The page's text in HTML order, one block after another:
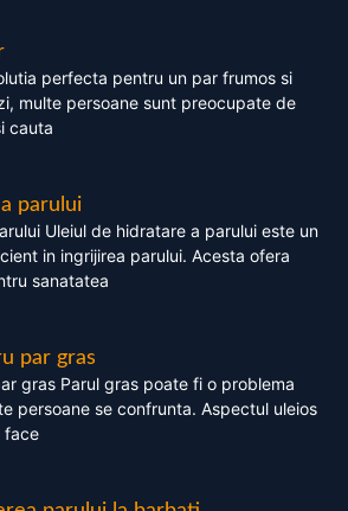
perfecta pentru un par frumos si
multe persoane sunt preocupate de
cauta
parului
Uleiul de hidratare a parului este un
in ingrijirea parului. Acesta ofera
sanatatea
par gras
gras Parul gras poate fi o problema
persoane se confrunta. Aspectul uleios
face